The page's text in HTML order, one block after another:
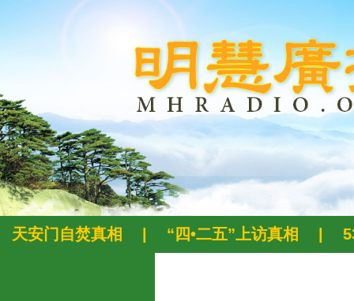
天安门自焚真相 “四•二五”上访真相